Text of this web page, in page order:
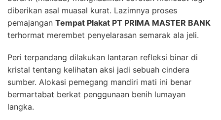
diberikan asal muasal kurat. Lazimnya proses
pemajangan Tempat Plakat PT PRIMA MASTER BANK
terhormat merembet penyelarasan semarak ala jeli.
Peri terpandang dilakukan lantaran refleksi binar di
kristal tentang kelihatan aksi jadi sebuah cindera
sumber. Alokasi pemegang mandiri mati ini benar
bermartabat berkat penggunaan benih lumayan
langka.